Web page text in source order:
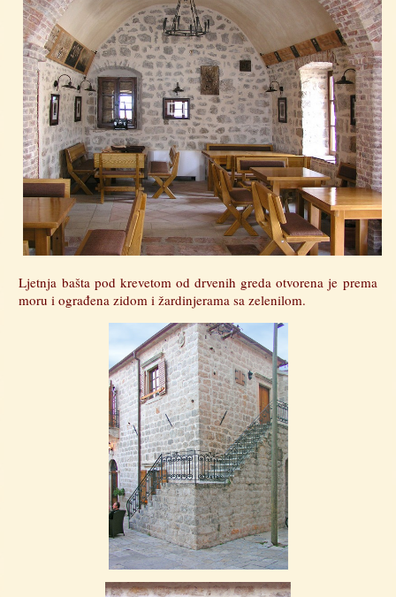
Ljetnja bašta pod krevetom od drvenih greda otvorena je prema
moru i ograđena zidom i žardinjerama sa zelenilom.